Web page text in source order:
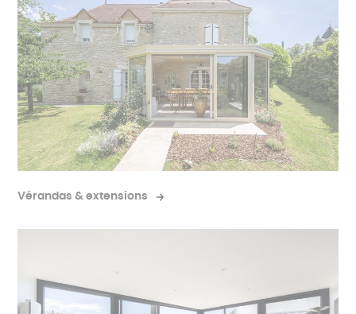
Vérandas & extensions